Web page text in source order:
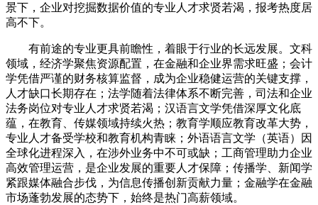
景下，企业对挖掘数据价值的专业人才求贤若渴，报考热度居
高不下。
有前途的专业更具前瞻性，着眼于行业的长远发展。文科
领域，经济学聚焦资源配置，在金融和企业界需求旺盛；会计
学凭借严谨的财务核算监督，成为企业稳健运营的关键支撑，
人才缺口长期存在；法学随着法律体系不断完善，司法和企业
法务岗位对专业人才求贤若渴；汉语言文学凭借深厚文化底
蕴，在教育、传媒领域持续火热；教育学顺应教育改革大势，
专业人才备受学校和教育机构青睐；外语语言文学（英语）因
全球化进程深入，在涉外业务中不可或缺；工商管理助力企业
高效管理运营，是企业发展的重要人才保障；传播学、新闻学
紧跟媒体融合步伐，为信息传播创新贡献力量；金融学在金融
市场蓬勃发展的态势下，始终是热门高薪领域。